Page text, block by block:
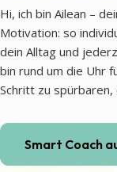
Hi, ich bin Ailean –
Motivation: so
dein Alltag und
bin rund um die Uhr
Schritt zu
Smart Coach